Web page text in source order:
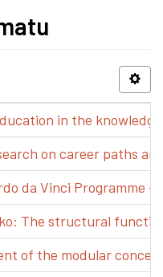
in the
on career paths
da Vinci Programme
The structural
of the modular